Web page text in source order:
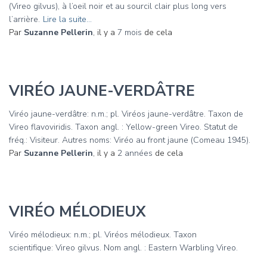
(Vireo gilvus), à l’oeil noir et au sourcil clair plus long vers
l’arrière. Lire la suite…
Par Suzanne Pellerin, il y a 7 mois de cela
VIRÉO JAUNE-VERDÂTRE
Viréo jaune-verdâtre: n.m.; pl. Viréos jaune-verdâtre. Taxon de
Vireo flavoviridis. Taxon angl. : Yellow-green Vireo. Statut de
fréq.: Visiteur. Autres noms: Viréo au front jaune (Comeau 1945).
Par Suzanne Pellerin, il y a 2 années de cela
VIRÉO MÉLODIEUX
Viréo mélodieux: n.m.; pl. Viréos mélodieux. Taxon
scientifique: Vireo gilvus. Nom angl. : Eastern Warbling Vireo.